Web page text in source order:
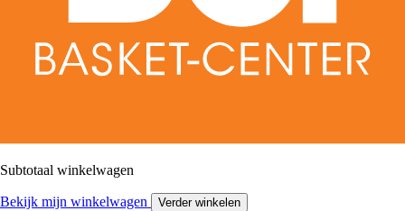
Subtotaal winkelwagen
Bekijk mijn winkelwagen Verder winkelen